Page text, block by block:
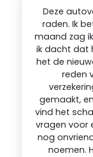
Deze
raden. Ik
maand zag
ik dacht dat
het de
reden
gemaakt,
vind het
vragen voor
nog
noemen.